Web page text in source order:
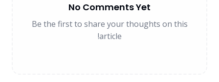
No Comments Yet
Be the first to share your thoughts on this
article!